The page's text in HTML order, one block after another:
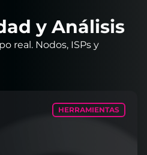
y Análisis
real. Nodos, ISPs y
HERRAMIENTAS